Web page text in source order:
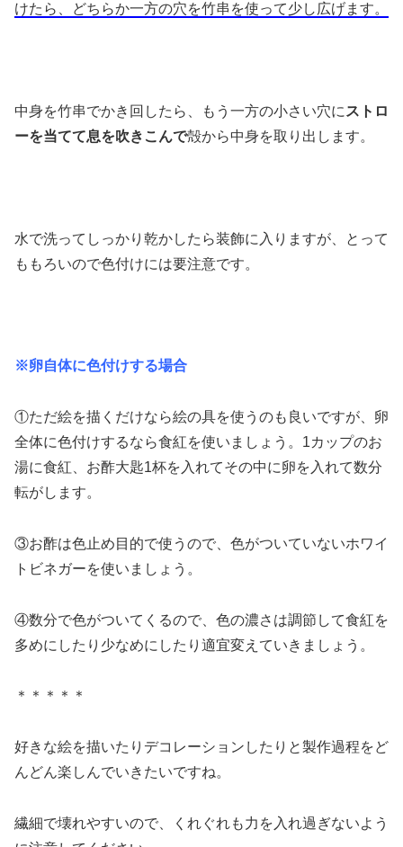
けたら、どちらか一方の穴を竹串を使って少し広げます。
中身を竹串でかき回したら、もう一方の小さい穴に ストロ
ーを当てて息を吹きこんで殻から中身を取り出します。
水で洗ってしっかり乾かしたら装飾に入りますが、とって
ももろいので色付けには要注意です。
※卵自体に色付けする場合
①ただ絵を描くだけなら絵の具を使うのも良いですが、卵
全体に色付けするなら食紅を使いましょう。1カップのお
湯に食紅、お酢大匙1杯を入れてその中に卵を入れて数分
転がします。
③お酢は色止め目的で使うので、色がついていないホワイ
トビネガーを使いましょう。
④数分で色がついてくるので、色の濃さは調節して食紅を
多めにしたり少なめにしたり適宜変えていきましょう。
＊＊＊＊＊
好きな絵を描いたりデコレーションしたりと製作過程をど
んどん楽しんでいきたいですね。
繊細で壊れやすいので、くれぐれも力を入れ過ぎないよう